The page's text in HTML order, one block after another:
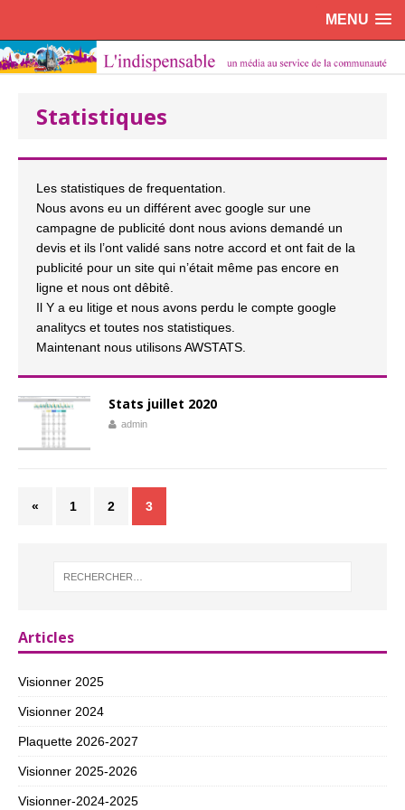
MENU
Statistiques
Les statistiques de frequentation.
Nous avons eu un différent avec google sur une
campagne de publicité dont nous avions demandé un
devis et ils l’ont validé sans notre accord et ont fait de la
publicité pour un site qui n’était même pas encore en
ligne et nous ont dêbitê.
Il Y a eu litige et nous avons perdu le compte google
analitycs et toutes nos statistiques.
Maintenant nous utilisons AWSTATS.
Stats juillet 2020
admin
« 1 2 3
Articles
Visionner 2025
Visionner 2024
Plaquette 2026-2027
Visionner 2025-2026
Visionner-2024-2025